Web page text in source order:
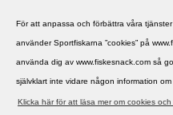
För att anpassa och förbättra våra
använder Sportfiskarna ”cookies” på
använda dig av www.fiskesnack.com så
självklart inte vidare någon information om
Klicka här för att läsa mer om cookies